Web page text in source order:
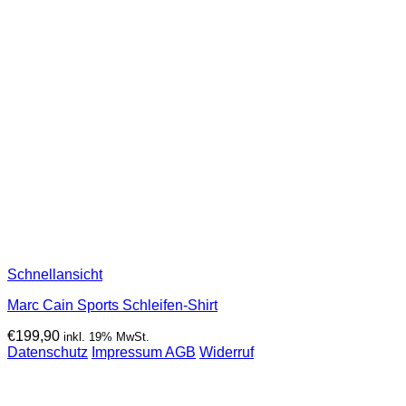
Schnellansicht
Marc Cain Sports Schleifen-Shirt
€199,90 inkl. 19% MwSt.
Datenschutz ImpressumAGB Widerruf